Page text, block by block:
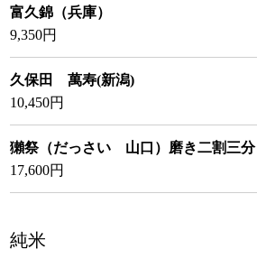
富久錦（兵庫）
9,350円
久保田 萬寿(新潟)
10,450円
獺祭（だっさい 山口）磨き二割三分
17,600円
純米